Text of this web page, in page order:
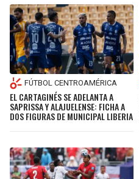
FÚTBOL CENTROAMÉRICA
EL CARTAGINÉS SE ADELANTA A
SAPRISSA Y ALAJUELENSE: FICHA A
DOS FIGURAS DE MUNICIPAL LIBERIA